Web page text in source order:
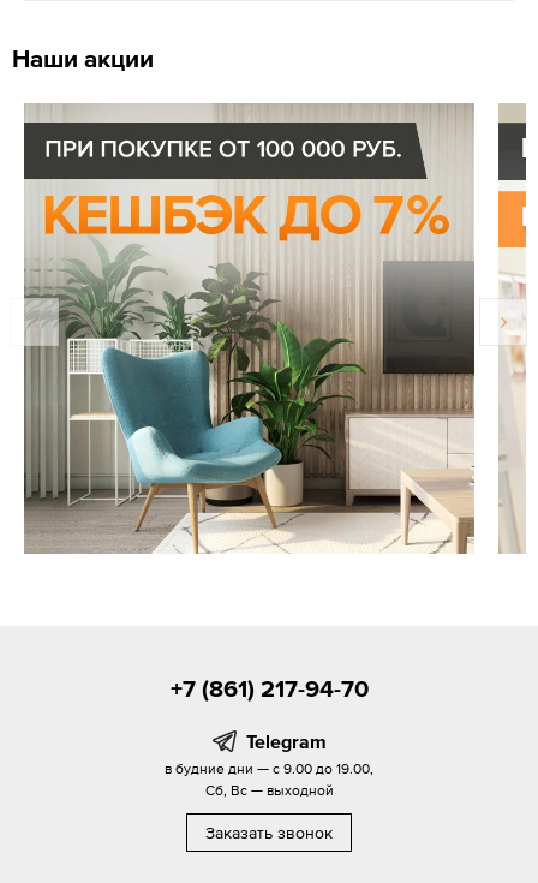
Наши акции
+7 (861) 217-94-70
Telegram
в будние дни — с 9.00 до 19.00,
Сб, Вс — выходной
Заказать звонок